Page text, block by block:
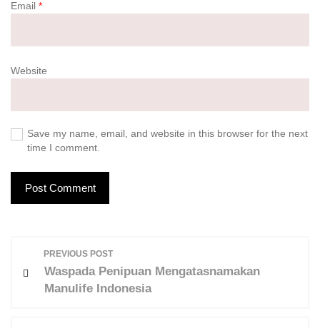
Email *
Website
Save my name, email, and website in this browser for the next
time I comment.
PREVIOUS POST
Waspada Penipuan Mengatasnamakan
Manulife Indonesia